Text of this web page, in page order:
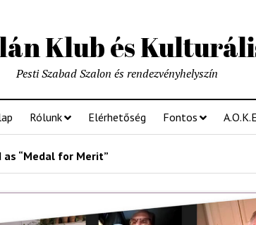
Klub és
Pesti Szabad Szalon és rendezvényhelyszín
Rólunk Elérhetőség Fontos
“Medal for Merit”